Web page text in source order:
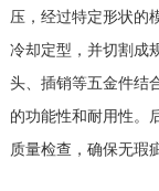
压，经过特定形状的
冷却定型，并切割成
头、插销等五金件结
的功能性和耐用性。
质量检查，确保无瑕